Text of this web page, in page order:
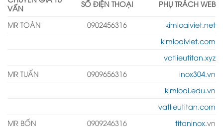
VẤN
SỐ ĐIỆN THOẠI PHỤ TRÁCH WEB
MR TOÀN 0902456316
kimloaiviet.net
kimloaiviet.com
vatlieutitan.xyz
MR TUẤN
0909656316
inox304.vn
kimloai.edu.vn
vatlieutitan.com
MR BỐN
0909246316 titaninox .vn